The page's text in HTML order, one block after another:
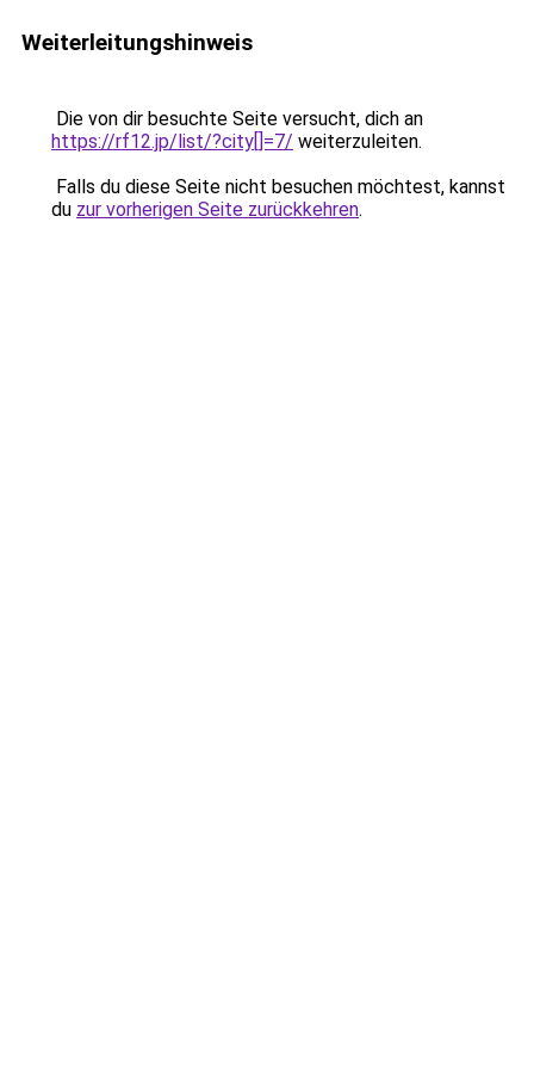
Weiterleitungshinweis
Die von dir besuchte Seite versucht, dich an
https://rf12.jp/list/?city[]=7/ weiterzuleiten.
Falls du diese Seite nicht besuchen möchtest, kannst
du zur vorherigen Seite zurückkehren.